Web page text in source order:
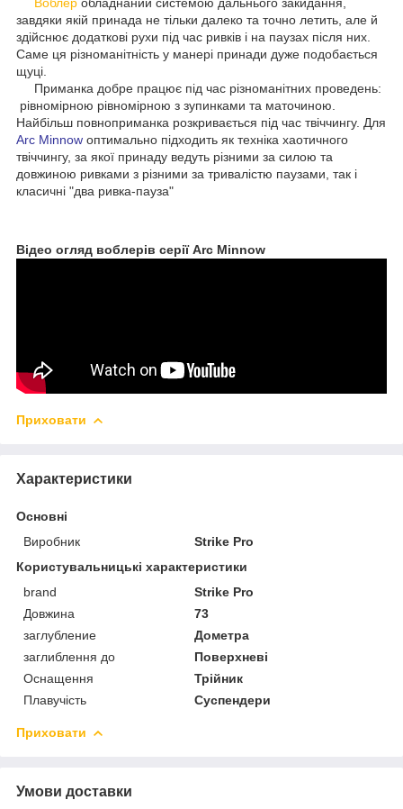
завдяки якій принада не тільки далеко та точно летить, але й
здійснює додаткові рухи під час ривків і на паузах після них.
Саме ця різноманітність у манері принади дуже подобається
щуці.
Приманка добре працює під час різноманітних проведень:
рівномірною рівномірною з зупинками та маточиною.
Найбільш повноприманка розкривається під час твіччингу. Для
Arc Minnow оптимально підходить як техніка хаотичного
твіччингу, за якої принаду ведуть різними за силою та
довжиною ривками з різними за тривалістю паузами, так і
класичні "два ривка-пауза"
Відео огляд воблерів серії Arc Minnow
Приховати
Характеристики
Основні
Виробник
Strike Pro
Користувальницькі характеристики
brand
Strike Pro
Довжина
73
заглубление
Дометра
заглиблення до
Поверхневі
Оснащення
Трійник
Плавучість
Суспендери
Приховати
Умови доставки